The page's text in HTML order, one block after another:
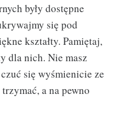
były dostępne
się pod
kształty. Pamiętaj,
dla nich. Nie masz
się wyśmienicie ze
a na pewno